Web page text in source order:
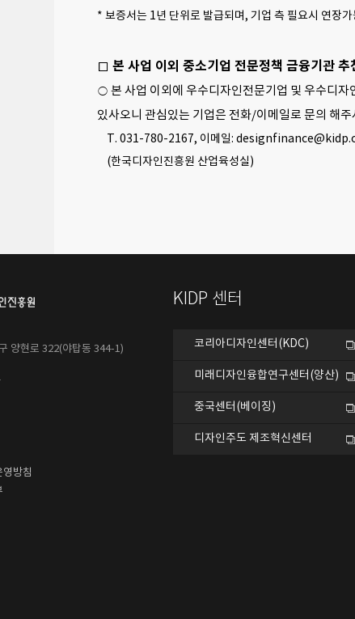
* 보증서는 1년 단위로 발급되며, 기업 측 필요시 연장가
□ 본 사업 이외 중소기업 전문정책 금융기관 추
○ 본 사업 이외에 우수디자인전문기업 및 우수디
있사오니 관심있는 기업은 전화/이메일로 문의 해주
T. 031-780-2167, 이메일:
(한국디자인진흥원 산업육성실)
양현로 322(야탑동 344-1)
방침
KIDP 센터
코리아디자인센터(KDC)
미래디자인융합연구센터(양산)
중국센터(베이징)
디자인주도 제조혁신센터